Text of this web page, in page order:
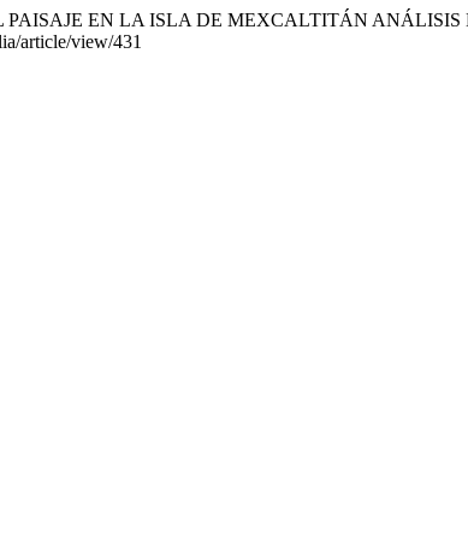
EN LA ISLA DE MEXCALTITÁN ANÁLISIS
article/view/431